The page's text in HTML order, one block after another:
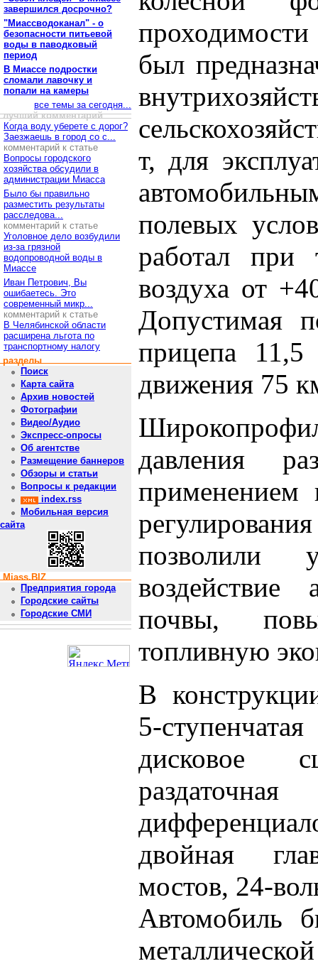
завершился досрочно?
"Миассводоканал" - о
безопасности питьевой
воды в паводковый
период
В Миассе подростки
сломали лавочку и
попали на камеры
все темы за сегодня...
лучший комментарий
Когда воду уберете с дорог?
Заезжаешь в город со с...
комментарий к статье
Вопросы городского
хозяйства обсудили в
администрации Миасса
Было бы правильно
разместить результаты
расследова...
комментарий к статье
Уголовное дело возбудили
из-за грязной
водопроводной воды в
Миассе
Иван Петрович, Вы
ошибаетесь. Это
современный микр...
комментарий к статье
В Челябинской области
расширена льгота по
транспортному налогу
разделы
Поиск
Карта сайта
Архив новостей
Фотографии
Видео/Аудио
Экспресс-опросы
Об агентстве
Размещение баннеров
Обзоры и статьи
Вопросы к редакции
index.rss
Мобильная версия
сайта
Miass.BIZ
Предприятия города
Городские сайты
Городские СМИ
был
т, для
полевых
работал при
воздуха от
Допустимая
прицепа 11,5
движения 75
давления
применением
позволили
воздействие
почвы,
топливную
В
5-
дисковое
двойная
мостов, 24-
Автомобиль